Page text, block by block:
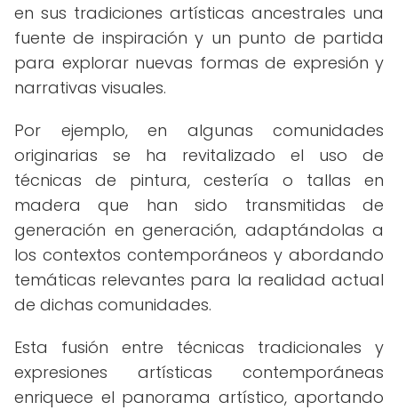
en sus tradiciones artísticas ancestrales una
fuente de inspiración y un punto de partida
para explorar nuevas formas de expresión y
narrativas visuales.
Por ejemplo, en algunas comunidades
originarias se ha revitalizado el uso de
técnicas de pintura, cestería o tallas en
madera que han sido transmitidas de
generación en generación, adaptándolas a
los contextos contemporáneos y abordando
temáticas relevantes para la realidad actual
de dichas comunidades.
Esta fusión entre técnicas tradicionales y
expresiones artísticas contemporáneas
enriquece el panorama artístico, aportando